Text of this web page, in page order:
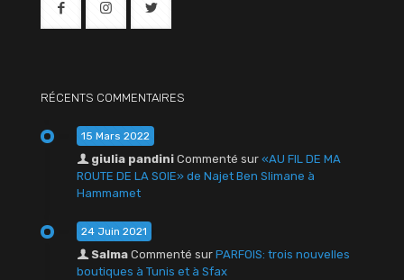
RÉCENTS COMMENTAIRES
15 Mars 2022
giulia pandini Commenté sur «AU FIL DE MA
ROUTE DE LA SOIE» de Najet Ben Slimane à
Hammamet
24 Juin 2021
Salma Commenté sur PARFOIS: trois nouvelles
boutiques à Tunis et à Sfax